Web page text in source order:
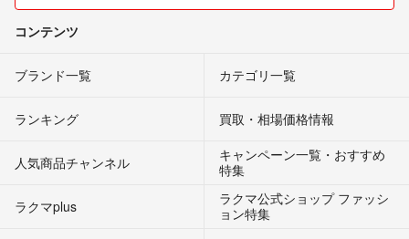
コンテンツ
ブランド一覧 カテゴリ一覧
ランキング 買取・相場価格情報
人気商品チャンネル
キャンペーン一覧・おすすめ
特集
ラクマplus
ラクマ公式ショップ ファッシ
ョン特集